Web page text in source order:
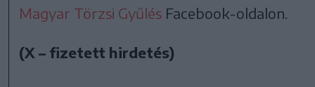
Magyar Törzsi Gyűlés Facebook-oldalon.
(X – fizetett hirdetés)